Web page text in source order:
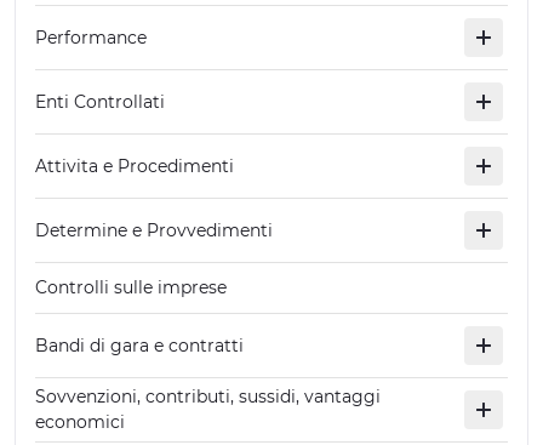
OFFERTE
Performance
Enti Controllati
Attivita e Procedimenti
Determine e Provvedimenti
Controlli sulle imprese
Bandi di gara e contratti
Sovvenzioni, contributi, sussidi, vantaggi
economici